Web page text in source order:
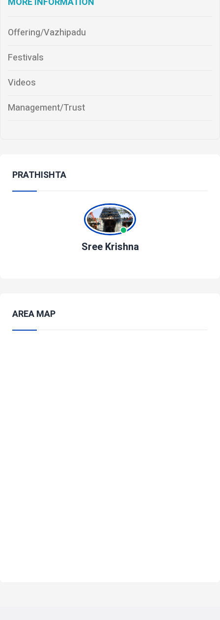
Offering/Vazhipadu
Festivals
Videos
Management/Trust
PRATHISHTA
Sree Krishna
AREA MAP